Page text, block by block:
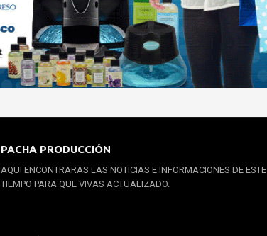
PACHA PRODUCCIÓN
AQUI ENCONTRARAS LAS NOTICIAS E INFORMACIONES DE ESTE
TIEMPO PARA QUE VIVAS ACTUALIZADO.